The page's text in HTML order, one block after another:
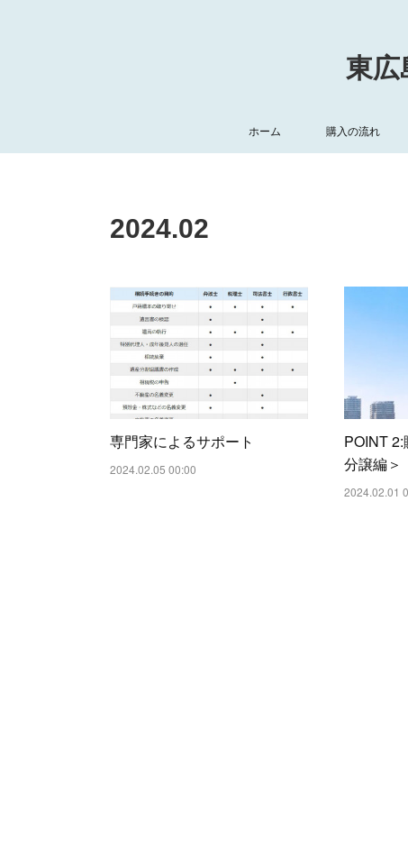
東広
ホーム 購入の流れ
2024.02
専門家によるサポート
2024.02.05 00:00
POINT
分譲編＞
2024.02.01